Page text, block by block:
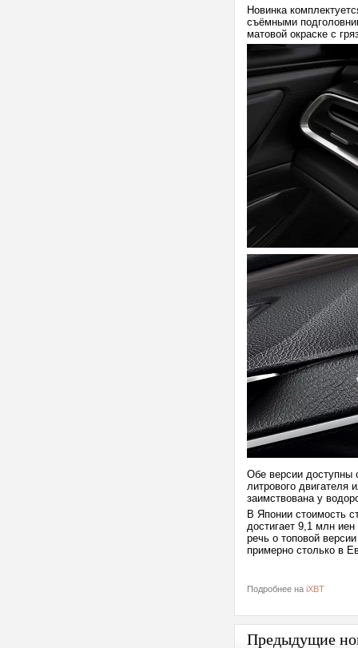
Новинка
съёмными
матовой окраске с
Обе версии доступны
литрового двигателя
заимствована у
В Японии стоимость
достигает 9,1 млн
речь о топовой
примерно столько в
Подробнее на iXBT
Предыдущие